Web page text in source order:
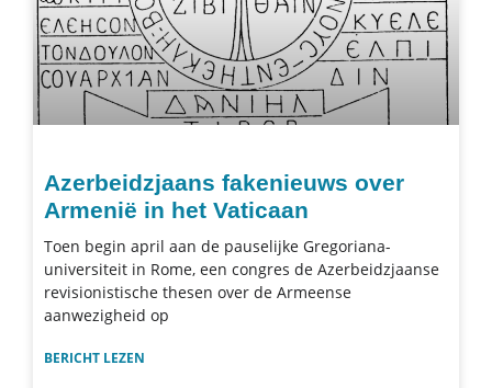
Azerbeidzjaans fakenieuws over
Armenië in het Vaticaan
Toen begin april aan de pauselijke Gregoriana-
universiteit in Rome, een congres de Azerbeidzjaanse
revisionistische thesen over de Armeense
aanwezigheid op
BERICHT LEZEN